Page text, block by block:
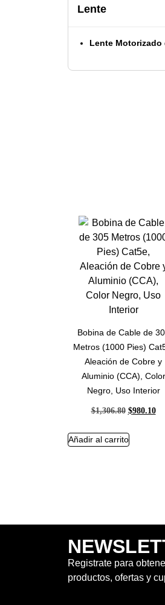
Lente
Lente Motorizado
Bobina de Cable de
Metros (1000 Pies)
Aleación de Cobre y
Aluminio (CCA), Color
Negro, Uso Interior
$1,306.80 $980.10
Añadir al carrito
Registrate para
productos, ofertas y